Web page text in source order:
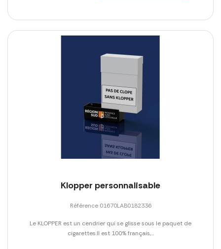
Klopper personnalisable
Référence 01670LAB0182336
Le KLOPPER est un cendrier qui se glisse sous le paquet de
cigarettes.Il est 100% français,...